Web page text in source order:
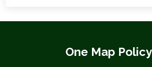
One Map Policy